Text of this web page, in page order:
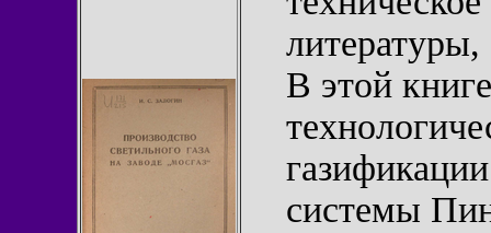
литературы,
В этой
системы